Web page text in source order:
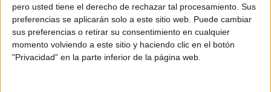
pero usted tiene el derecho de rechazar tal procesamiento. Sus
preferencias se aplicarán solo a este sitio web. Puede cambiar
sus preferencias o retirar su consentimiento en cualquier
momento volviendo a este sitio y haciendo clic en el botón
"Privacidad" en la parte inferior de la página web.
SÍGUENOS EN INSTAGRAM